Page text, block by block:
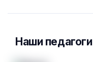
Наши педагоги